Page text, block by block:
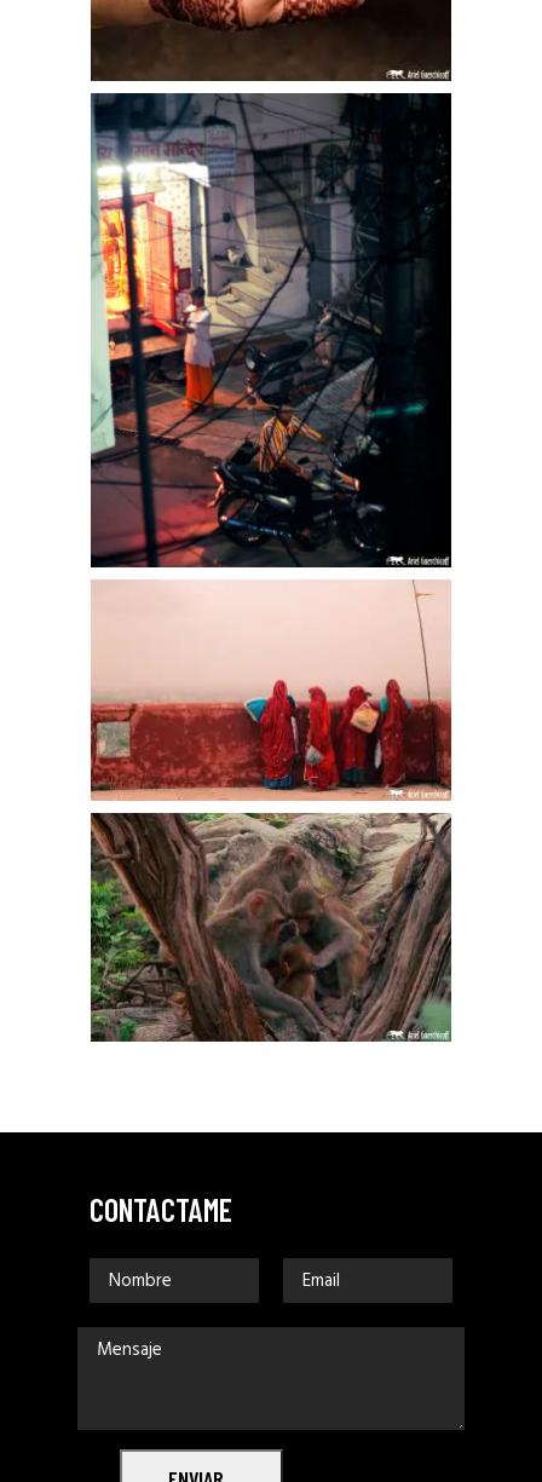
CONTACTAME